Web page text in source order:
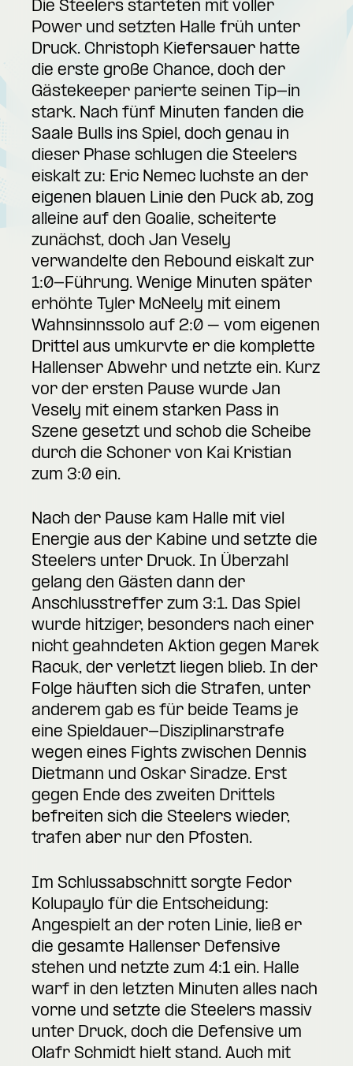
Die Steelers starteten mit voller
Power und setzten Halle früh unter
Druck. Christoph Kiefersauer hatte
die erste große Chance, doch der
Gästekeeper parierte seinen Tip-in
stark. Nach fünf Minuten fanden die
Saale Bulls ins Spiel, doch genau in
dieser Phase schlugen die Steelers
eiskalt zu: Eric Nemec luchste an der
eigenen blauen Linie den Puck ab, zog
alleine auf den Goalie, scheiterte
zunächst, doch Jan Vesely
verwandelte den Rebound eiskalt zur
1:0-Führung. Wenige Minuten später
erhöhte Tyler McNeely mit einem
Wahnsinnssolo auf 2:0 – vom eigenen
Drittel aus umkurvte er die komplette
Hallenser Abwehr und netzte ein. Kurz
vor der ersten Pause wurde Jan
Vesely mit einem starken Pass in
Szene gesetzt und schob die Scheibe
durch die Schoner von Kai Kristian
zum 3:0 ein.
Nach der Pause kam Halle mit viel
Energie aus der Kabine und setzte die
Steelers unter Druck. In Überzahl
gelang den Gästen dann der
Anschlusstreffer zum 3:1. Das Spiel
wurde hitziger, besonders nach einer
nicht geahndeten Aktion gegen Marek
Racuk, der verletzt liegen blieb. In der
Folge häuften sich die Strafen, unter
anderem gab es für beide Teams je
eine Spieldauer-Disziplinarstrafe
wegen eines Fights zwischen Dennis
Dietmann und Oskar Siradze. Erst
gegen Ende des zweiten Drittels
befreiten sich die Steelers wieder,
trafen aber nur den Pfosten.
Im Schlussabschnitt sorgte Fedor
Kolupaylo für die Entscheidung:
Angespielt an der roten Linie, ließ er
die gesamte Hallenser Defensive
stehen und netzte zum 4:1 ein. Halle
warf in den letzten Minuten alles nach
vorne und setzte die Steelers massiv
unter Druck, doch die Defensive um
Olafr Schmidt hielt stand. Auch mit